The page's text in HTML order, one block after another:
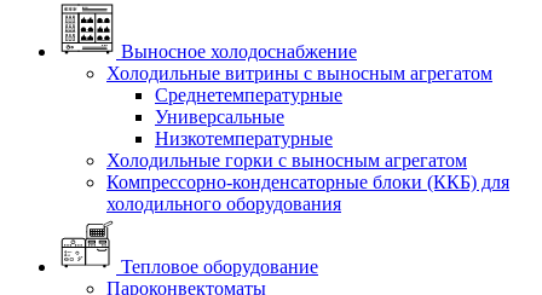
Выносное холодоснабжение
Холодильные витрины с выносным агрегатом
Среднетемпературные
Универсальные
Низкотемпературные
Холодильные горки с выносным агрегатом
Компрессорно-конденсаторные блоки (ККБ) для
холодильного оборудования
Тепловое оборудование
Пароконвектоматы